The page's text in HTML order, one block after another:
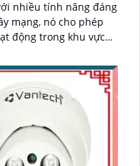
nhiều tính năng đáng
động trong khu vực